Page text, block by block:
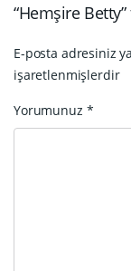
“Hemşire
E-posta adresiniz
işaretlenmişlerdir
Yorumunuz *